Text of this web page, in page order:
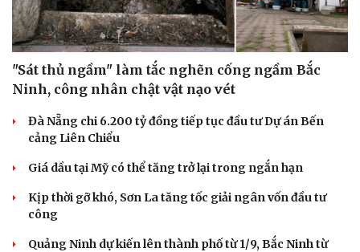
"Sát thủ ngầm" làm tắc nghẽn cống ngầm Bắc
Ninh, công nhân chật vật nạo vét
Đà Nẵng chi 6.200 tỷ đồng tiếp tục đầu tư Dự án Bến
cảng Liên Chiểu
Giá dầu tại Mỹ có thể tăng trở lại trong ngắn hạn
Kịp thời gỡ khó, Sơn La tăng tốc giải ngân vốn đầu tư
công
Quảng Ninh dự kiến lên thành phố từ 1/9, Bắc Ninh từ